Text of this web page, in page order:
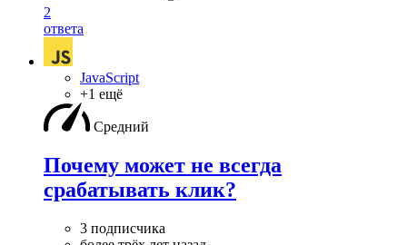
2
ответа
JavaScript
+1 ещё
Средний
Почему может не всегда
срабатывать клик?
3 подписчика